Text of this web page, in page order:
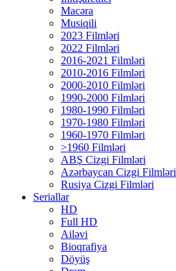
Macəra
Musiqili
2023 Filmləri
2022 Filmləri
2016-2021 Filmləri
2010-2016 Filmləri
2000-2010 Filmləri
1990-2000 Filmləri
1980-1990 Filmləri
1970-1980 Filmləri
1960-1970 Filmləri
>1960 Filmləri
ABŞ Cizgi Filmləri
Azərbaycan Cizgi Filmləri
Rusiya Cizgi Filmləri
Seriallar
HD
Full HD
Ailəvi
Bioqrafiya
Döyüş